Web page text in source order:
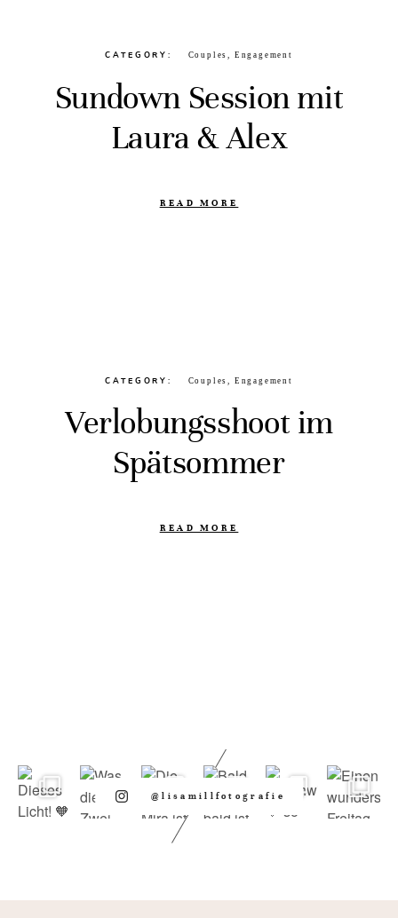
CATEGORY Couples, Engagement
Sundown Session mit
Laura & Alex
READ MORE
CATEGORY Couples Engagement
Verlobungsshoot im
Spätsommer
READ MORE
@lisamillfotografie